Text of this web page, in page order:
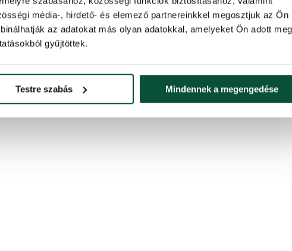
média-, hirdető- és elemező partnereinkkel megosztjuk az Ön
az adatokat más olyan adatokkal, amelyeket Ön adott meg
gyűjtöttek.
Testre szabás Mindennek a megengedése